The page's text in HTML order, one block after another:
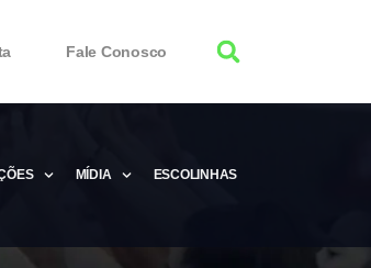
Fale Conosco
MÍDIA ESCOLINHAS